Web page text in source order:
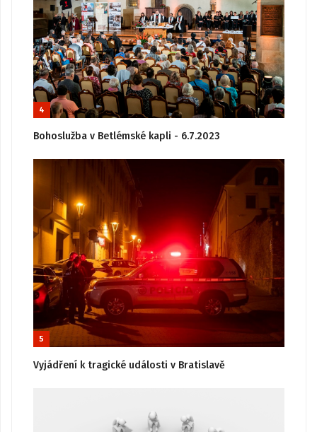
4
Bohoslužba v Betlémské kapli - 6.7.2023
5
Vyjádření k tragické události v Bratislavě